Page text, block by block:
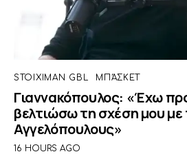
STOIXIMAN GBL ΜΠΆΣΚΕΤ
Γιαννακόπουλος: «Έχω
βελτιώσω τη σχέση μου με
Αγγελόπουλους»
16 HOURS AGO